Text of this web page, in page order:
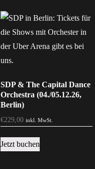
SDP & The Capital Dance
Orchestra (04./05.12.26,
Berlin)
€229,00 inkl. MwSt.
Jetzt buchen